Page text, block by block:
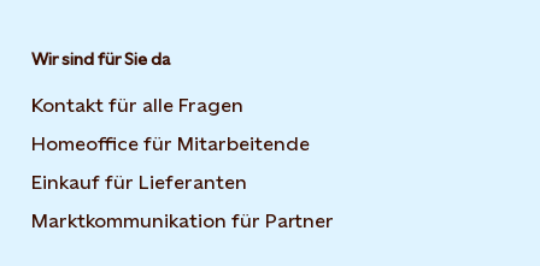
Wir sind für Sie da
Kontakt für alle Fragen
Homeoffice für Mitarbeitende
Einkauf für Lieferanten
Marktkommunikation für Partner